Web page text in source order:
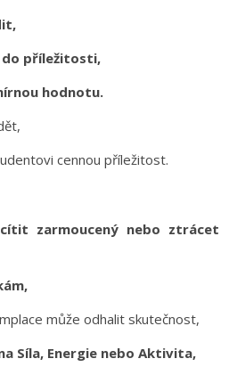
do příležitosti,
hodnotu.
cennou příležitost.
zarmoucený nebo ztrácet
může odhalit skutečnost,
Síla, Energie nebo Aktivita,